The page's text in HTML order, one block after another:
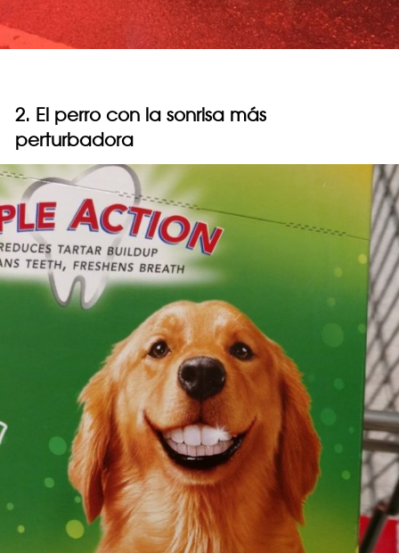
2. El perro con la sonrisa más
perturbadora